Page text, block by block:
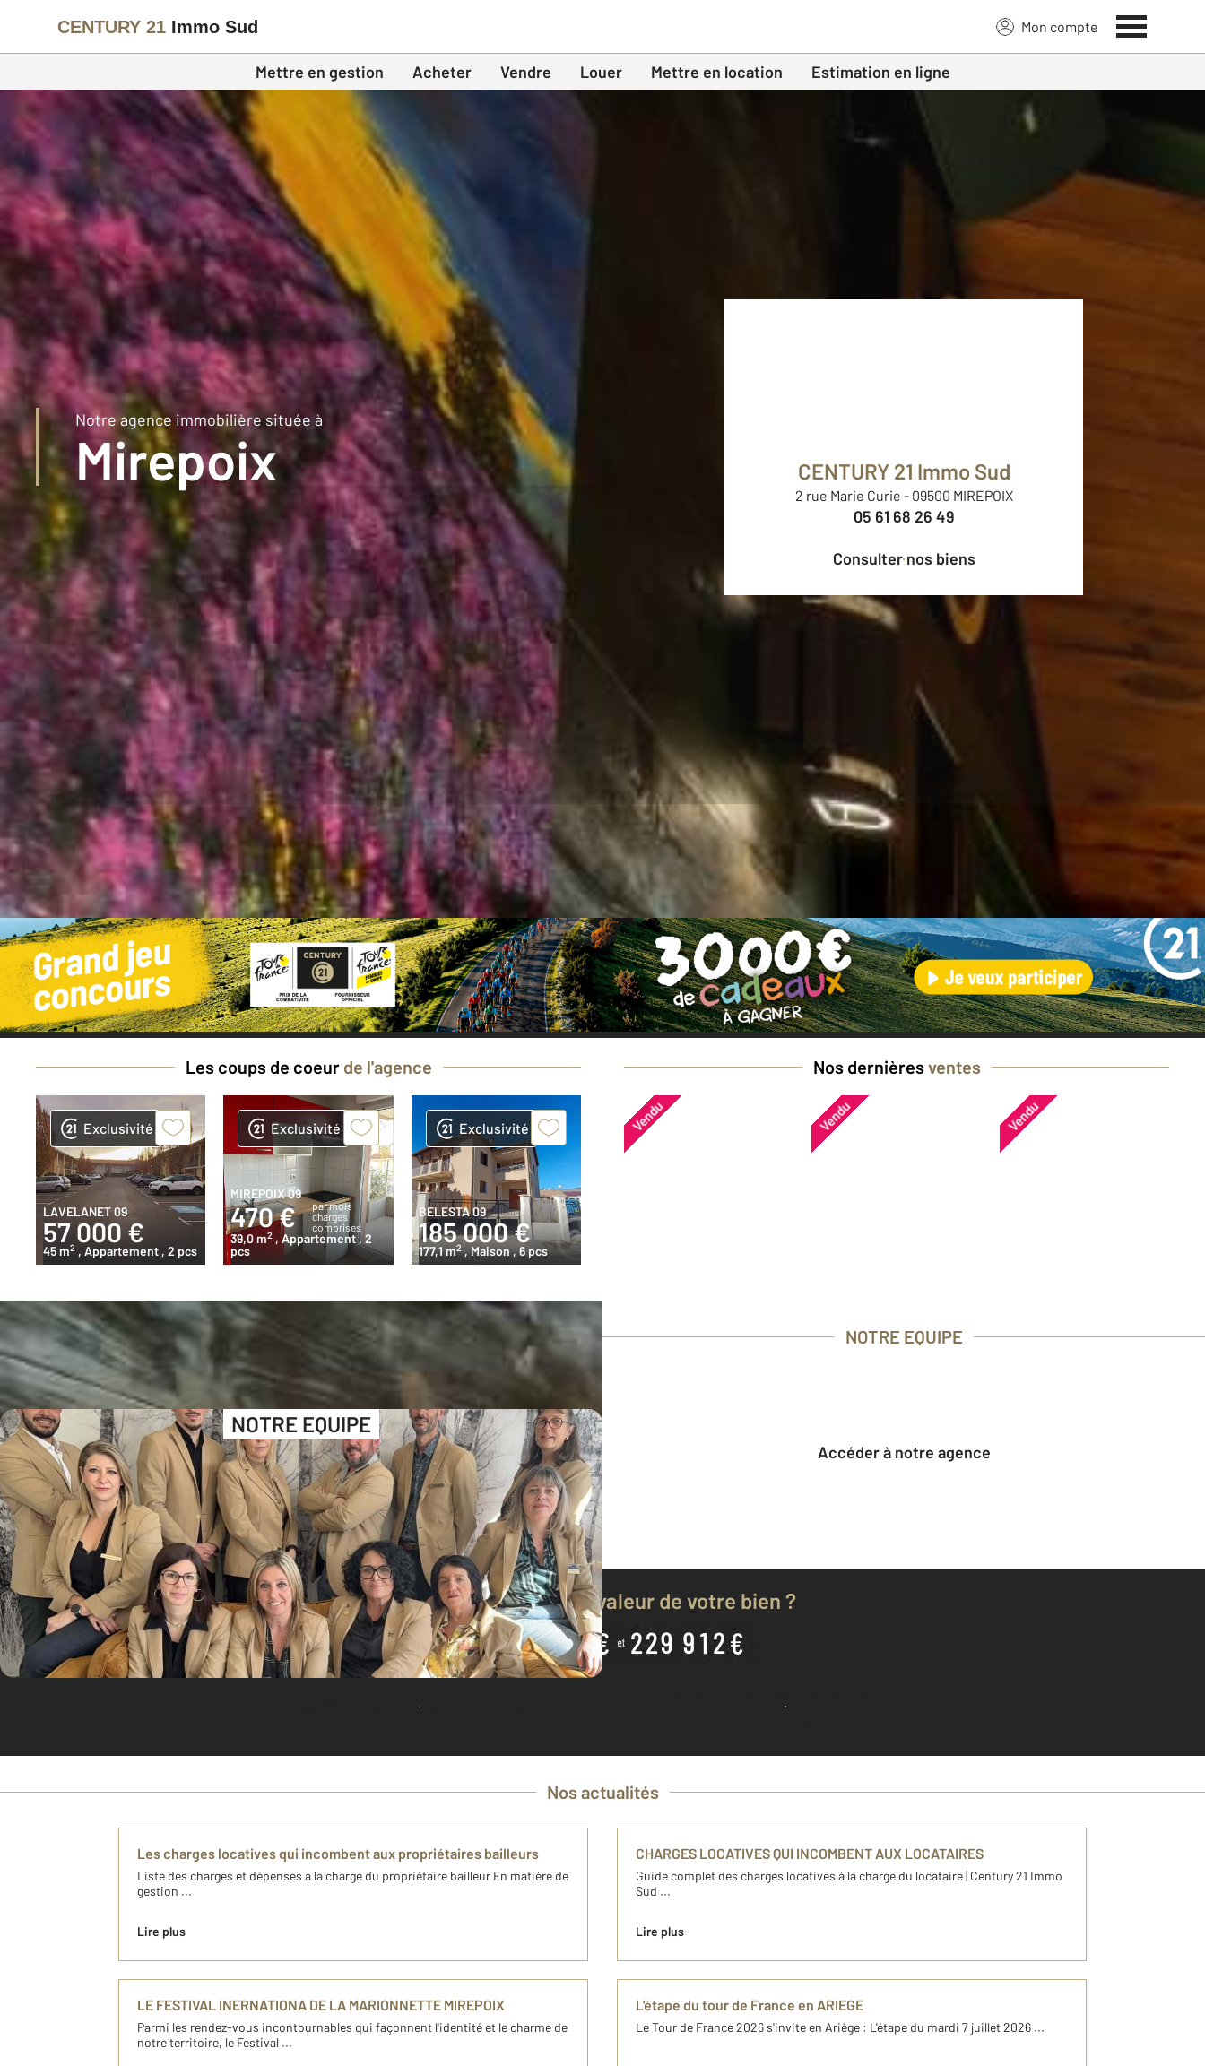
CENTURY 21 Immo Sud Mon compte
Mettre en gestion Acheter Vendre Louer Mettre en location Estimation en ligne
Notre agence immobilière située à
Mirepoix 1km F4map © F4 Map data ©OpenStreetMap contributors
CENTURY 21 Immo Sud
2 rue Marie Curie - 09500 MIREPOIX
05 61 68 26 49
Consulter nos biens
Besoin d'une estimationgratuitepour votre bien ?
Prendre rendez-vous avec un professionnel
Les coups de coeur de l'agence
Exclusivité
LAVELANET 09
57 000 €
45 m2 , Appartement , 2 pcs
Exclusivité
MIREPOIX 09
470 €
par mois
charges
comprises
39,0 m2 , Appartement, 2
pcs
Exclusivité
BELESTA 09
185 000 €
177,1 m2 , Maison, 6 pcs
Nos dernières ventes
Vendu Vendu Vendu
NOTRE EQUIPE
NOTRE EQUIPE
Accéder à notre agence
Connaissez-vous la valeur de votre bien ?
Entre
Je découvre combien vaut mon bien
Nos actualités
Les charges locatives qui incombent aux propriétaires bailleurs
Liste des charges et dépenses à la charge du propriétaire bailleur En matière de
gestion ...
Lire plus
CHARGES LOCATIVES QUI INCOMBENT AUX LOCATAIRES
Guide complet des charges locatives à la charge du locataire | Century 21 Immo
Sud ...
Lire plus
LE FESTIVAL INERNATIONA DE LA MARIONNETTE MIREPOIX
Parmi les rendez-vous incontournables qui façonnent l'identité et le charme de
notre territoire, le Festival ...
L'étape du tour de France en ARIEGE
Le Tour de France 2026 s'invite en Ariège : L'étape du mardi 7 juillet 2026 ...